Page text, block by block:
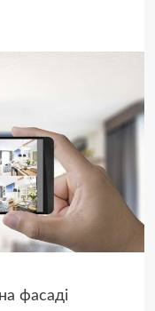
фасаді